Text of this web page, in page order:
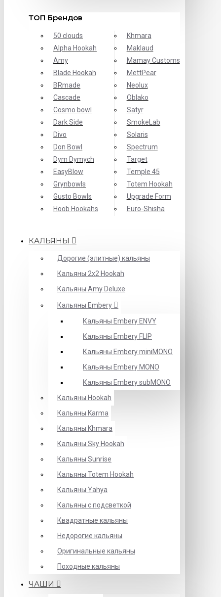
ТОП Брендов
50 clouds
Alpha Hookah
Amy
Blade Hookah
BRmade
Cascade
Cosmo bowl
Dark Side
Divo
Don Bowl
Dym Dymych
EasyBlow
Grynbowls
Gusto Bowls
Hoob Hookahs
Khmara
Maklaud
Mamay Customs
MettPear
Neolux
Oblako
Satyr
SmokeLab
Solaris
Spectrum
Target
Temple 45
Totem Hookah
Upgrade Form
Еuro-Shisha
КАЛЬЯНЫ
Дорогие (элитные) кальяны
Кальяны 2х2 Hookah
Кальяны Amy Deluxe
Кальяны Embery
Кальяны Embery ENVY
Кальяны Embery FLIP
Кальяны Embery miniMONO
Кальяны Embery MONO
Кальяны Embery subMONO
Кальяны Hookah
Кальяны Karma
Кальяны Khmara
Кальяны Sky Hookah
Кальяны Sunrise
Кальяны Totem Hookah
Кальяны Yahya
Кальяны с подсветкой
Квадратные кальяны
Недорогие кальяны
Оригинальные кальяны
Походные кальяны
ЧАШИ